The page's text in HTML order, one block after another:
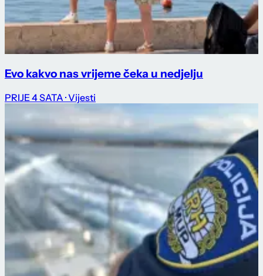
Evo kakvo nas vrijeme čeka u nedjelju
PRIJE 4 SATA · Vijesti